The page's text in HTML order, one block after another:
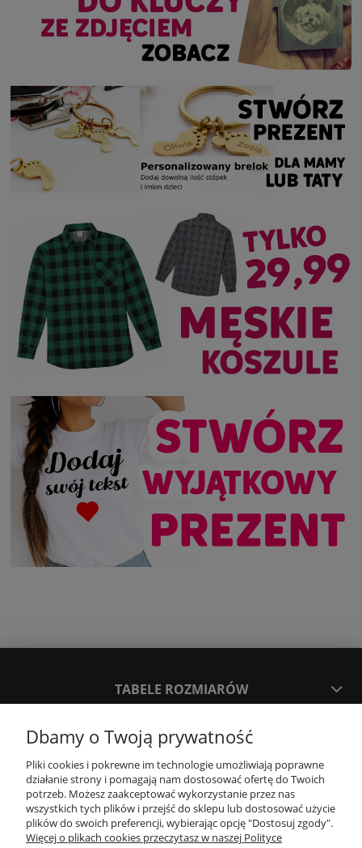
TABELE ROZMIARÓW
SPOSOBY PŁATNOŚCI ORAZ CZAS I KOSZTY DOSTAWY
KONTAKT
Dbamy o Twoją prywatność
Pliki cookies i pokrewne im technologie umożliwiają poprawne
działanie strony i pomagają nam dostosować ofertę do Twoich
potrzeb. Możesz zaakceptować wykorzystanie przez nas
wszystkich tych plików i przejść do sklepu lub dostosować użycie
plików do swoich preferencji, wybierając opcję "Dostosuj zgody".
Więcej o plikach cookies przeczytasz w naszej Polityce